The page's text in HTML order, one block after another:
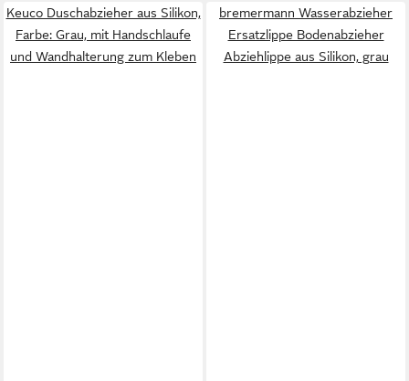
Keuco Duschabzieher aus Silikon,
Farbe: Grau, mit Handschlaufe
und Wandhalterung zum Kleben
bremermann Wasserabzieher
Ersatzlippe Bodenabzieher
Abziehlippe aus Silikon, grau